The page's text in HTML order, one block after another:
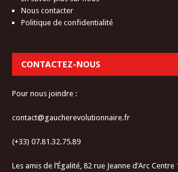
Nous contacter
Politique de confidentialité
CONTACTEZ-NOUS
Pour nous joindre :
contact@gaucherevolutionnaire.fr
(+33) 07.81.32.75.89
Les amis de l’Égalité, 82 rue Jeanne d’Arc Centre